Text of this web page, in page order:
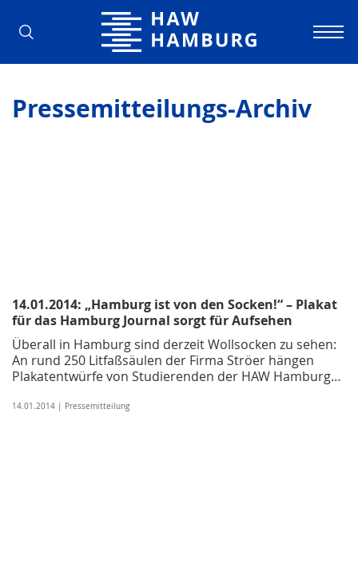
Hochschule für Angewandte
Pressemitteilungs-Archiv
14.01.2014: „Hamburg ist von den Socken!“ – Plakat
für das Hamburg Journal sorgt für Aufsehen
Überall in Hamburg sind derzeit Wollsocken zu sehen:
An rund 250 Litfaßsäulen der Firma Ströer hängen
Plakatentwürfe von Studierenden der HAW Hamburg…
14.01.2014 | Pressemitteilung